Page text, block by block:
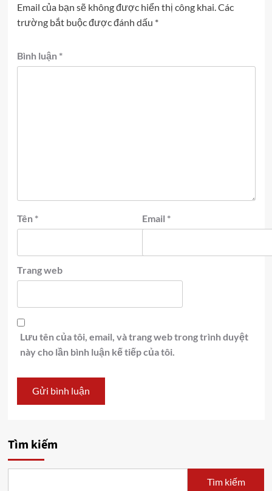
Email của bạn sẽ không được hiển thị công khai. Các
trường bắt buộc được đánh dấu *
Bình luận *
Tên * Email *
Trang web
Lưu tên của tôi, email, và trang web trong trình duyệt
này cho lần bình luận kế tiếp của tôi.
Tìm kiếm
Tìm kiếm